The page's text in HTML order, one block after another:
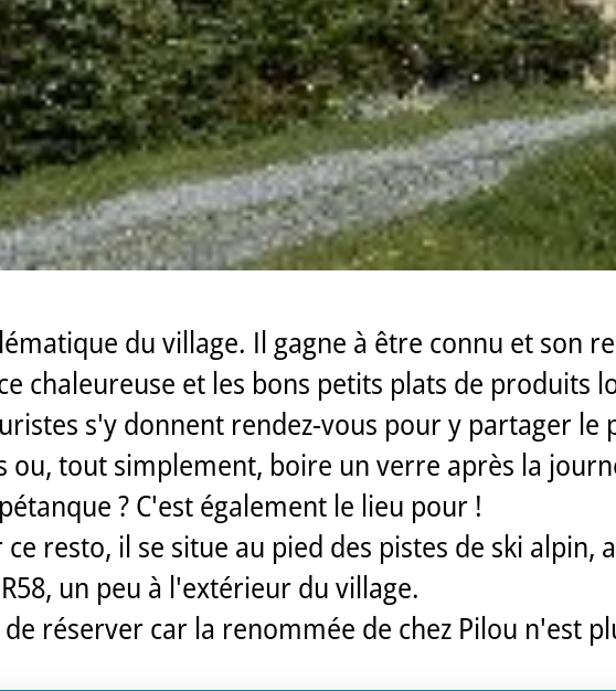
du village. Il gagne à être connu et son
chaleureuse et les bons petits plats de produits
s'y donnent rendez-vous pour y partager
ou, tout simplement, boire un verre après la
? C'est également le lieu pour !
resto, il se situe au pied des pistes de ski alpin,
un peu à l'extérieur du village.
réserver car la renommée de chez Pilou n'est